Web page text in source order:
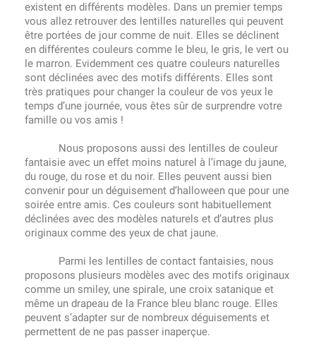
existent en différents modèles. Dans un premier temps
vous allez retrouver des lentilles naturelles qui peuvent
être portées de jour comme de nuit. Elles se déclinent
en différentes couleurs comme le bleu, le gris, le vert ou
le marron. Evidemment ces quatre couleurs naturelles
sont déclinées avec des motifs différents. Elles sont
très pratiques pour changer la couleur de vos yeux le
temps d’une journée, vous êtes sûr de surprendre votre
famille ou vos amis !
Nous proposons aussi des lentilles de couleur
fantaisie avec un effet moins naturel à l’image du jaune,
du rouge, du rose et du noir. Elles peuvent aussi bien
convenir pour un déguisement d’halloween que pour une
soirée entre amis. Ces couleurs sont habituellement
déclinées avec des modèles naturels et d’autres plus
originaux comme des yeux de chat jaune.
Parmi les lentilles de contact fantaisies, nous
proposons plusieurs modèles avec des motifs originaux
comme un smiley, une spirale, une croix satanique et
même un drapeau de la France bleu blanc rouge. Elles
peuvent s’adapter sur de nombreux déguisements et
permettent de ne pas passer inaperçue.